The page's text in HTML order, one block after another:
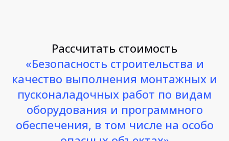
Рассчитать стоимость
«Безопасность строительства и
качество выполнения монтажных и
пусконаладочных работ по видам
оборудования и программного
обеспечения, в том числе на особо